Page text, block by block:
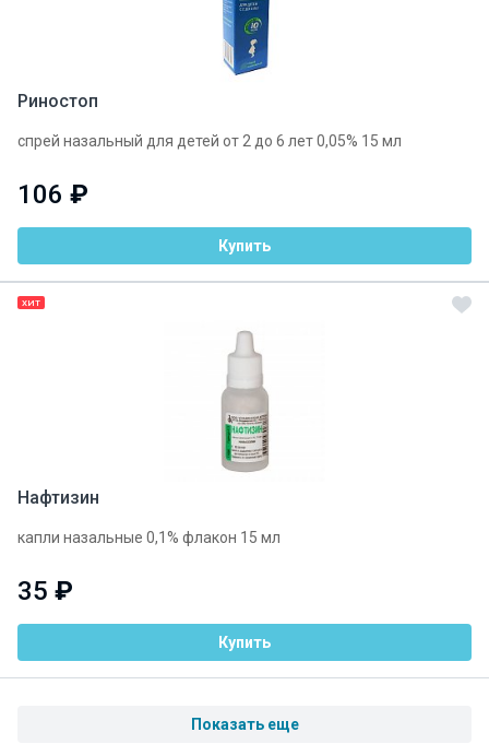
Риностоп
спрей назальный для детей от 2 до 6 лет 0,05% 15 мл
106 ₽
Купить
ХИТ
Нафтизин
капли назальные 0,1% флакон 15 мл
35 ₽
Купить
Показать еще